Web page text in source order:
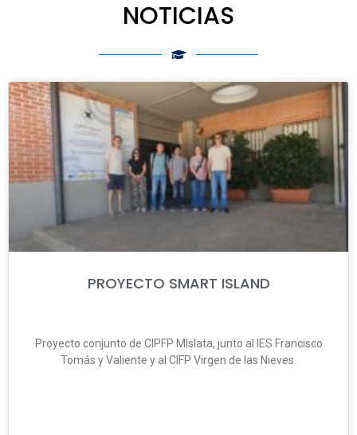
NOTICIAS
PROYECTO SMART ISLAND
Proyecto conjunto de CIPFP MIslata, junto al IES Francisco
Tomás y Valiente y al CIFP Virgen de las Nieves.